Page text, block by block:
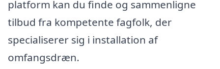
platform kan du finde og sammenligne
tilbud fra kompetente fagfolk, der
specialiserer sig i installation af
omfangsdræn.